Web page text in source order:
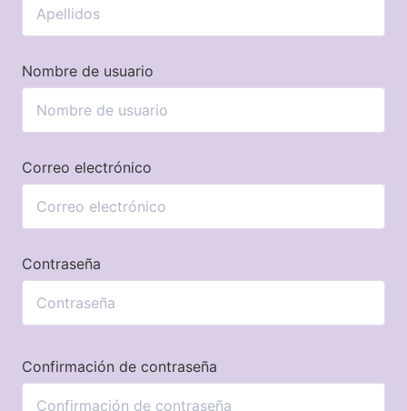
Nombre de usuario
Correo electrónico
Contraseña
Confirmación de contraseña